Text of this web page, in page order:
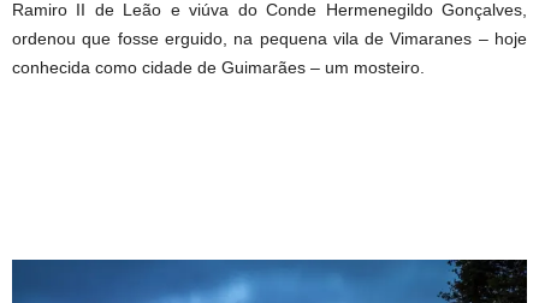
Ramiro II de Leão e viúva do Conde Hermenegildo Gonçalves,
ordenou que fosse erguido, na pequena vila de Vimaranes – hoje
conhecida como cidade de Guimarães – um mosteiro.